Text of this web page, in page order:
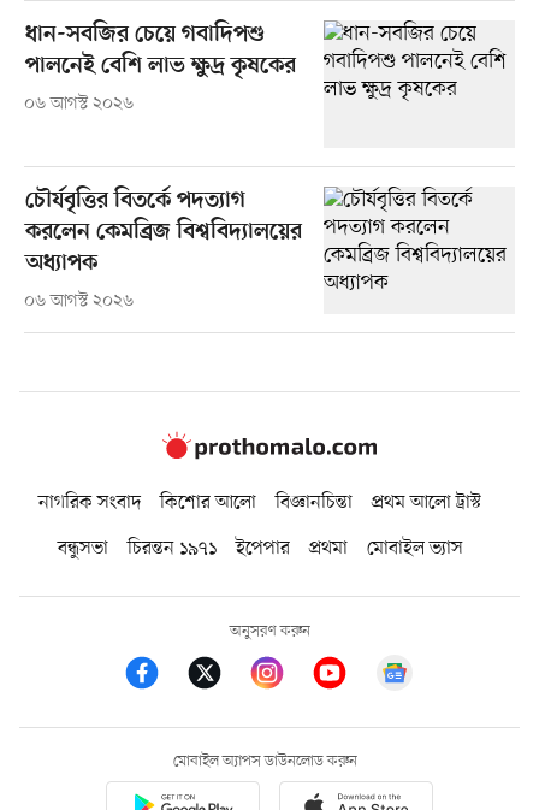
ধান-সবজির চেয়ে গবাদিপশু
পালনেই বেশি লাভ ক্ষুদ্র কৃষকের
০৬ আগস্ট ২০২৬
চৌর্যবৃত্তির বিতর্কে পদত্যাগ
করলেন কেমব্রিজ বিশ্ববিদ্যালয়ের
অধ্যাপক
০৬ আগস্ট ২০২৬
নাগরিক সংবাদ কিশোর আলো বিজ্ঞানচিন্তা
প্রথম আলো ট্রাস্ট
বন্ধুসভা
চিরন্তন ১৯৭১ ইপেপার প্রথমা মোবাইল ভ্যাস
অনুসরণ করুন
মোবাইল অ্যাপস ডাউনলোড করুন